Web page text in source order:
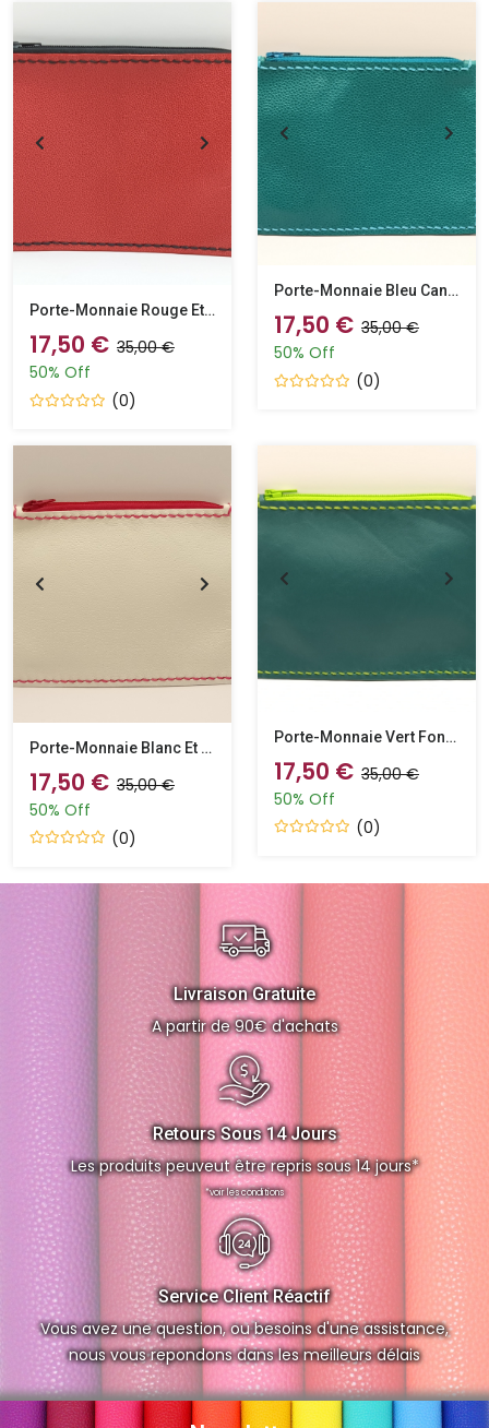
Porte-Monnaie Rouge Et Noir
17,50 € 35,00 €
50% Off
(0)
Porte-Monnaie Bleu Canard Et Bleu
17,50 € 35,00 €
50% Off
(0)
Porte-Monnaie Blanc Et Bordeaux
17,50 € 35,00 €
50% Off
(0)
Porte-Monnaie Vert Foncé Et Vert Anis
17,50 € 35,00 €
50% Off
(0)
Livraison Gratuite
A partir de 90€ d'achats
Retours Sous 14 Jours
Les produits peuveut être repris sous 14 jours*
*voir les conditions
Service Client Réactif
Vous avez une question, ou besoins d'une assistance,
nous vous repondons dans les meilleurs délais